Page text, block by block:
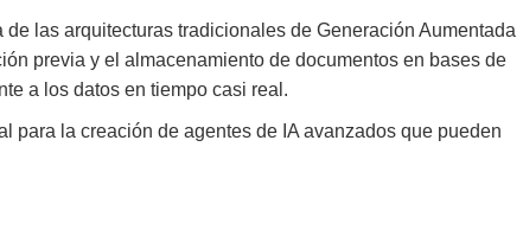
de las arquitecturas tradicionales de Generación Aumentada
previa y el almacenamiento de documentos en bases de
a los datos en tiempo casi real.
para la creación de agentes de IA avanzados que pueden